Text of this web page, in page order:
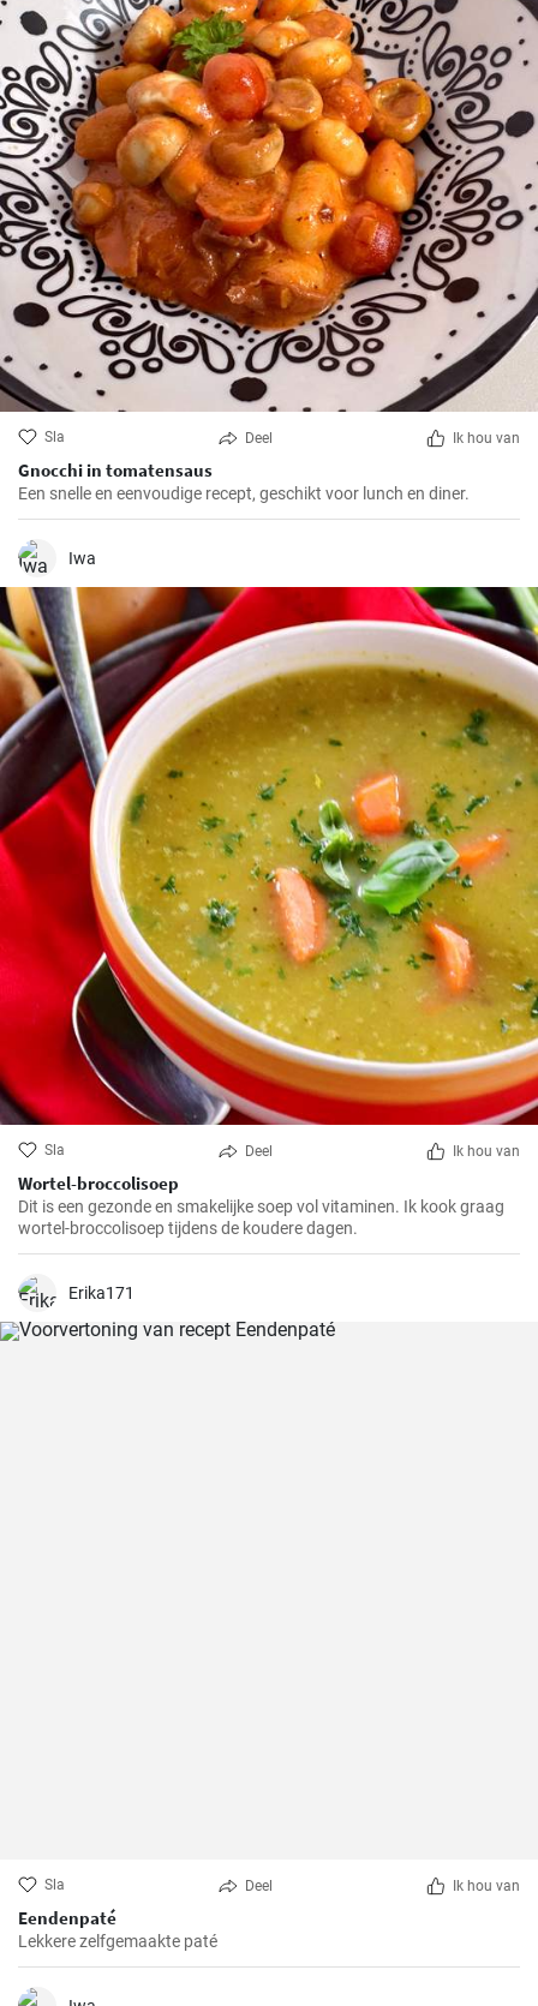
Sla Deel Ik hou van
Gnocchi in tomatensaus
Een snelle en eenvoudige recept, geschikt voor lunch en diner.
Iwa
Sla Deel Ik hou van
Wortel-broccolisoep
Dit is een gezonde en smakelijke soep vol vitaminen. Ik kook graag
wortel-broccolisoep tijdens de koudere dagen.
Erika171
Sla Deel Ik hou van
Eendenpaté
Lekkere zelfgemaakte paté